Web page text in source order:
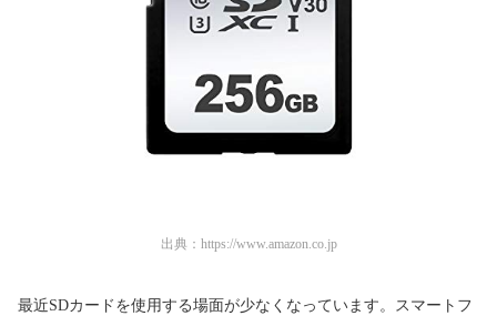
出典： https://www.amazon.co.jp
最近SDカードを使用する場面が少なくなっています。スマートフ